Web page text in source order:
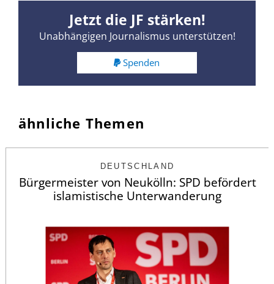
Jetzt die JF stärken!
Unabhängigen Journalismus unterstützen!
Spenden
ähnliche Themen
DEUTSCHLAND
Bürgermeister von Neukölln: SPD befördert
islamistische Unterwanderung